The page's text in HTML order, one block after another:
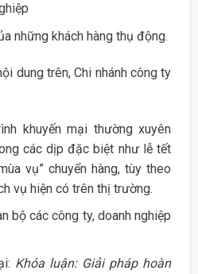
những khách hàng thụ động.
dung trên, Chi nhánh công ty
khuyến mại thường xuyên
các dịp đặc biệt như lễ tết
vụ” chuyển hàng, tùy theo
vụ hiện có trên thị trường.
bộ các công ty, doanh nghiệp
Khóa luận: Giải pháp hoàn